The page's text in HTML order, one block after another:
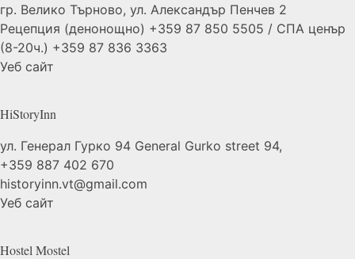
гр. Велико Търново, ул. Александър Пенчев 2
Рецепция (денонощно) +359 87 850 5505 / СПА ценър
(8-20ч.) +359 87 836 3363
Уеб сайт
HiStoryInn
ул. Генерал Гурко 94 General Gurko street 94,
+359 887 402 670
historyinn.vt@gmail.com
Уеб сайт
Hostel Mostel